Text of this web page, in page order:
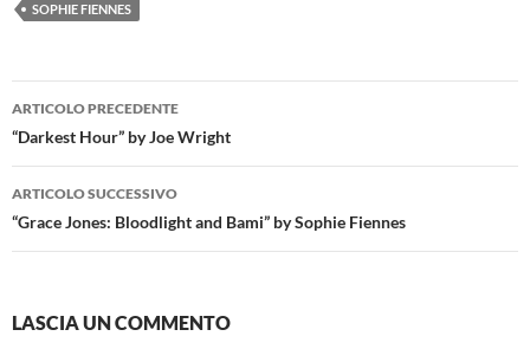
SOPHIE FIENNES
Navigazione
articolo
ARTICOLO PRECEDENTE
“Darkest Hour” by Joe Wright
ARTICOLO SUCCESSIVO
“Grace Jones: Bloodlight and Bami” by Sophie Fiennes
LASCIA UN COMMENTO